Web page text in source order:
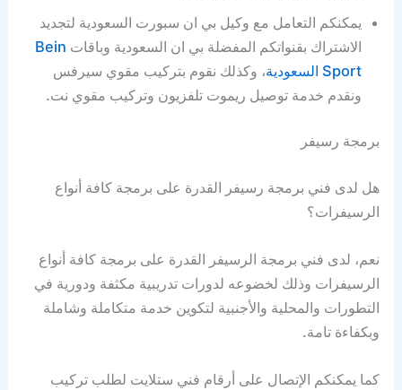
يمكنكم التعامل مع وكيل بي ان سبورت السعودية لتجديد
الاشتراك بقنواتكم المفضلة بي ان السعودية وباقات Bein
Sport السعودية
، وكذلك نقوم بتركيب مقوي سيرفس
ونقدم خدمة توصيل ريموت تلفزيون وتركيب مقوي نت.
برمجة رسيفر
هل لدى فني برمجة رسيفر القدرة على برمجة كافة أنواع
الرسيفرات؟
نعم، لدى فني برمجة الرسيفر القدرة على برمجة كافة أنواع
الرسيفرات وذلك لخضوعه لدورات تدريبية مكثفة ودورية في
التطورات والمحلية والأجنبية لتكوين خدمة متكاملة وشاملة
وبكفاءة تامة.
كما يمكنكم الإتصال على أرقام فني ستلايت لطلب تركيب